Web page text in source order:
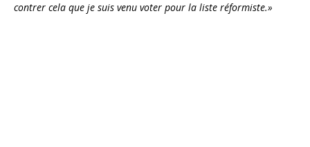
contrer cela que je suis venu voter pour la liste réformiste.»